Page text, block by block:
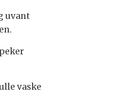
uvant
vaske